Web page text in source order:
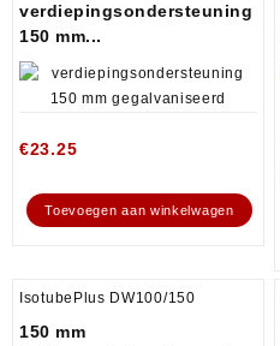
verdiepingsondersteuning
150 mm...
€23.25
Toevoegen aan winkelwagen
IsotubePlus DW100/150
150 mm